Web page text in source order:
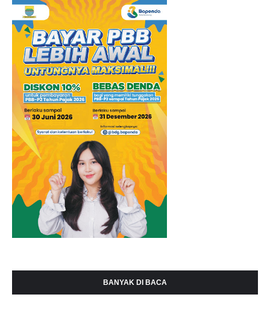
BANYAK DI BACA